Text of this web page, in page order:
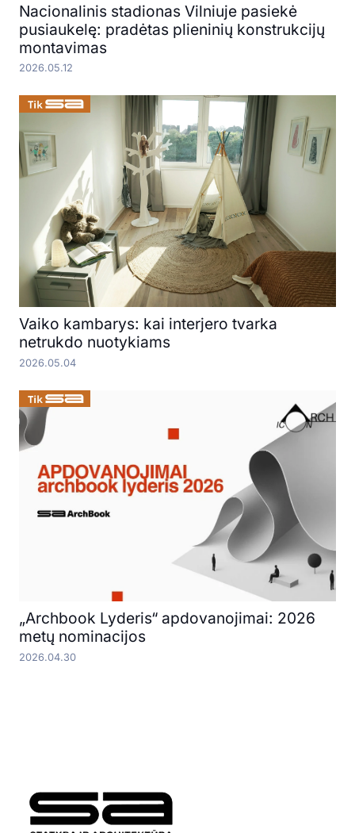
Nacionalinis stadionas Vilniuje pasiekė
pusiaukelę: pradėtas plieninių konstrukcijų
montavimas
2026.05.12
Vaiko kambarys: kai interjero tvarka
netrukdo nuotykiams
2026.05.04
„Archbook Lyderis“ apdovanojimai: 2026
metų nominacijos
2026.04.30